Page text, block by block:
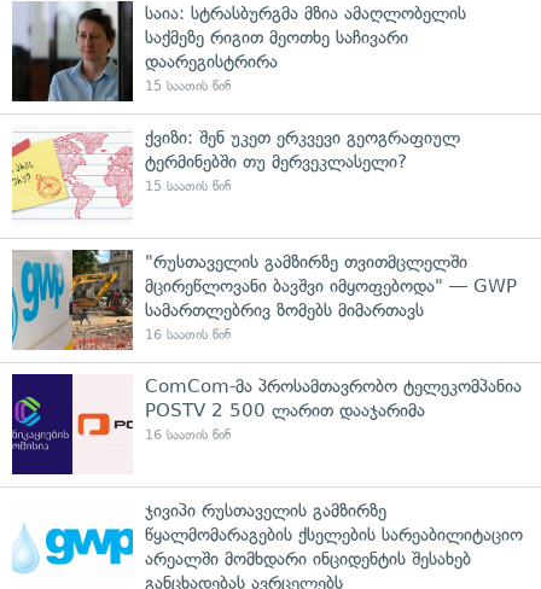
საია: სტრასბურგმა მზია ამაღლობელის
საქმეზე რიგით მეოთხე საჩივარი
დაარეგისტრირა
15 საათის წინ
ქვიზი: შენ უკეთ ერკვევი გეოგრაფიულ
ტერმინებში თუ მერვეკლასელი?
15 საათის წინ
"რუსთაველის გამზირზე თვითმცლელში
მცირეწლოვანი ბავშვი იმყოფებოდა" — GWP
სამართლებრივ ზომებს მიმართავს
16 საათის წინ
ComCom-მა პროსამთავრობო ტელეკომპანია
POSTV 2 500 ლარით დააჯარიმა
16 საათის წინ
ჯივიპი რუსთაველის გამზირზე
წყალმომარაგების ქსელების სარეაბილიტაციო
არეალში მომხდარი ინციდენტის შესახებ
განცხადებას ავრცელებს